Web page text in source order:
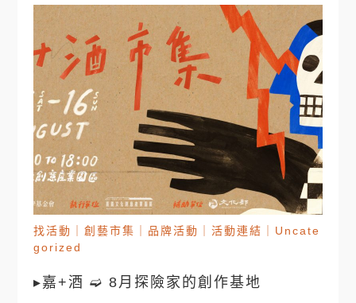
找活動 ｜創藝市集 品牌活動 ｜活動連結
Uncate
gorized
▸嘉+酒 ➫ 8月探險家的創作基地